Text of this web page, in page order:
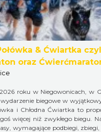
& Ćwiartka
oraz
roku w Niegowonicach, w
biegowe w
i Chłodna Ćwiartka to
więcej niż zwykłego biegu.
wymagające podbiegi,